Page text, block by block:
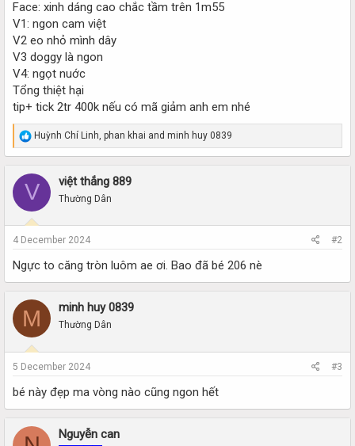
Face: xinh dáng cao chắc tầm trên 1m55
V1: ngon cam việt
V2 eo nhỏ mình dây
V3 doggy là ngon
V4: ngọt nuớc
Tổng thiệt hại
tip+ tick 2tr 400k nếu có mã giảm anh em nhé
R
e
a
c
t
i
o
n
s
Huỳnh Chí Linh phan khai and minh huy 0839
V việt thắng 889
Thường Dân
4 December 2024 #2
Ngực to căng tròn luôm ae ơi. Bao đã bé 206 nè
M minh huy 0839
Thường Dân
5 December 2024 #3
bé này đẹp ma vòng nào cũng ngon hết
Nguyễn can